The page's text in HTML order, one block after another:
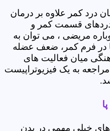
درد کمر علاوه بر درمان
قسمت کمر و
مریضی ، می توان به
در فرم کمر، ضعف عضله
میان فعالیت های
به یک فیزیوتراپیست
خیلی مهمی در بدن